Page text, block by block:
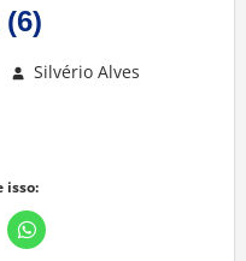
Silvério Alves
isso: